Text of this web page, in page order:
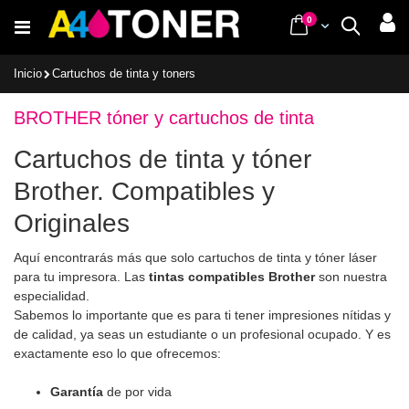
al
Buscar
Cart
0items
Inicio Cartuchos de tinta y toners
BROTHER tóner y cartuchos de tinta
Cartuchos de tinta y tóner
Brother. Compatibles y
Originales
Aquí encontrarás más que solo cartuchos de tinta y tóner láser
para tu impresora. Las tintas compatibles Brotherson nuestra
especialidad.
Sabemos lo importante que es para ti tener impresiones nítidas y
de calidad, ya seas un estudiante o un profesional ocupado. Y es
exactamente eso lo que ofrecemos:
Garantía de por vida